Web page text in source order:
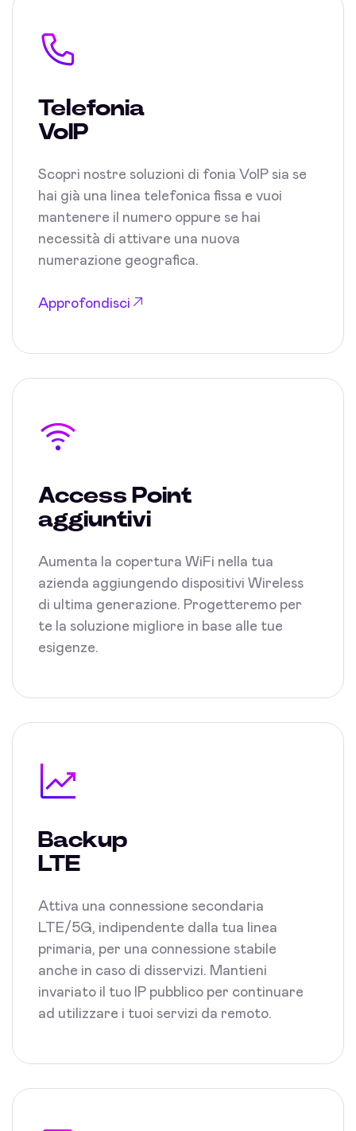
Telefonia
VoIP
Scopri nostre soluzioni di fonia VoIP sia se
hai già una linea telefonica fissa e vuoi
mantenere il numero oppure se hai
necessità di attivare una nuova
numerazione geografica.
Approfondisci
Access Point
aggiuntivi
Aumenta la copertura WiFi nella tua
azienda aggiungendo dispositivi Wireless
di ultima generazione. Progetteremo per
te la soluzione migliore in base alle tue
esigenze.
Backup
LTE
Attiva una connessione secondaria
LTE/5G, indipendente dalla tua linea
primaria, per una connessione stabile
anche in caso di disservizi. Mantieni
invariato il tuo IP pubblico per continuare
ad utilizzare i tuoi servizi da remoto.